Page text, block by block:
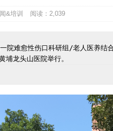
&培训 阅读：2,039
埔龙头山医院举行。